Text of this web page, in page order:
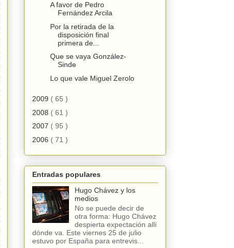
A favor de Pedro
Fernández Arcila
Por la retirada de la
disposición final
primera de...
Que se vaya González-
Sinde
Lo que vale Miguel Zerolo
2009 ( 65 )
2008 ( 61 )
2007 ( 95 )
2006 ( 71 )
Entradas populares
Hugo Chávez y los
medios
No se puede decir de
otra forma: Hugo Chávez
despierta expectación allí
dónde va. Este viernes 25 de julio
estuvo por España para entrevis...